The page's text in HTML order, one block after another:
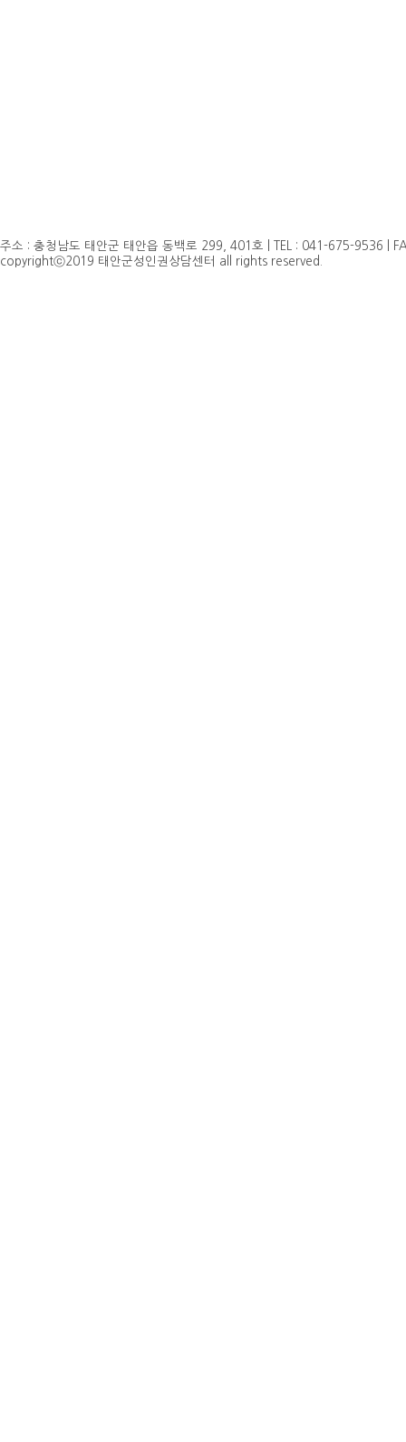
주소 : 충청남도 태안군 태안읍 동백로 299, 401호 | TEL : 041-675-9536 |
copyrightⓒ2019 태안군성인권상담센터 all rights reserved.